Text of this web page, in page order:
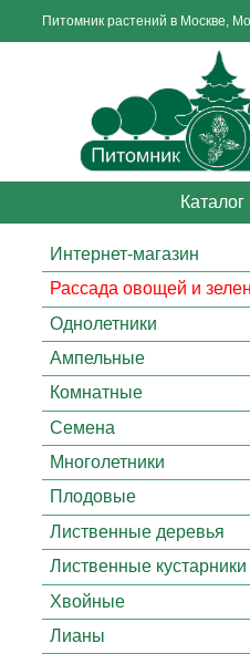
Питомник растений в Москве,
Каталог
Интернет-магазин
Рассада овощей и
Однолетники
Ампельные
Комнатные
Семена
Многолетники
Плодовые
Лиственные деревья
Лиственные кустарники
Хвойные
Лианы